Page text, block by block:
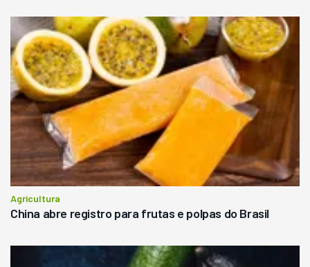
Agricultura
China abre registro para frutas e polpas do Brasil